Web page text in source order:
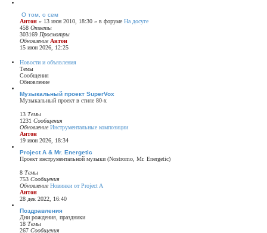
О том, о сем
Антон » 13 июн 2010, 18:30 » в форуме На досуге
458 Ответы
303169 Просмотры
Обновление Антон
15 июн 2026, 12:25
Новости и объявления
Темы
Сообщения
Обновление
Музыкальный проект SuperVox
Музыкальный проект в стиле 80-х
13 Темы
1231 Сообщения
Обновление Инструментальные композиции
Антон
П
р
е
и
к
о
л
е
д
н
19 июн 2026, 18:34
Project A & Mr. Energetic
Проект инструментальной музыки (Nostromo, Mr. Energetic)
8 Темы
753 Сообщения
Обновление Новинки от Project A
Антон
П
р
е
й
т
28 дек 2022, 16:40
Поздравления
Дни рождения, праздники
18 Темы
267 Сообщения